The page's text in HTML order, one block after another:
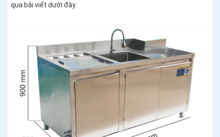
qua bài viết dưới đây.